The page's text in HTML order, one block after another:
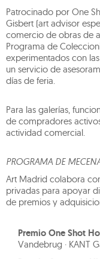
Patrocinado por One
Gisbert (art advisor
comercio de obras de
Programa de
experimentados con
un servicio de
días de feria.
Para las galerías,
de compradores
actividad comercial.
PROGRAMA DE
Art Madrid colabora
privadas para apoyar
de premios y
Premio One Shot
Vandebrug · KANT